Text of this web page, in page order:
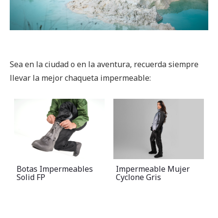
Sea en la ciudad o en la aventura, recuerda siempre
llevar la mejor chaqueta impermeable:
Impermeable Mujer
Cyclone Gris
Impermeable Mujer
Cyclone Soft Blue